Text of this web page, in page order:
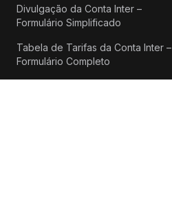
Divulgação da Conta Inter –
Formulário Simplificado
Tabela de Tarifas da Conta Inter –
Formulário Completo